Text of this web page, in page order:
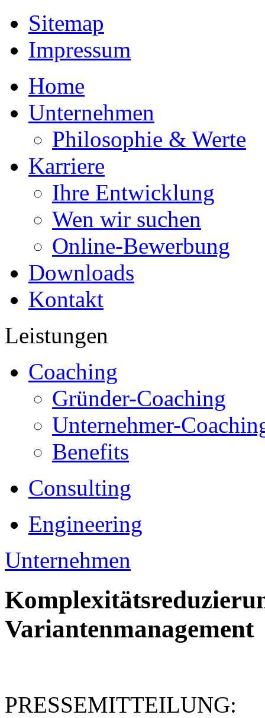
Sitemap
Impressum
Home
Unternehmen
Philosophie & Werte
Karriere
Ihre Entwicklung
Wen wir suchen
Online-Bewerbung
Downloads
Kontakt
Leistungen
Coaching
Gründer-Coaching
Unternehmer-
Benefits
Consulting
Engineering
Unternehmen
Variantenmanagement
PRESSEMITTEILUNG: